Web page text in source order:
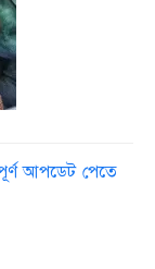
আপডেট পেতে